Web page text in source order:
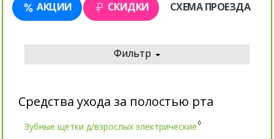
АКЦИИ СКИДКИ СХЕМА ПРОЕЗДА
Фильтр
Средства ухода за полостью рта
Зубные щетки д/взрослых электрические 0